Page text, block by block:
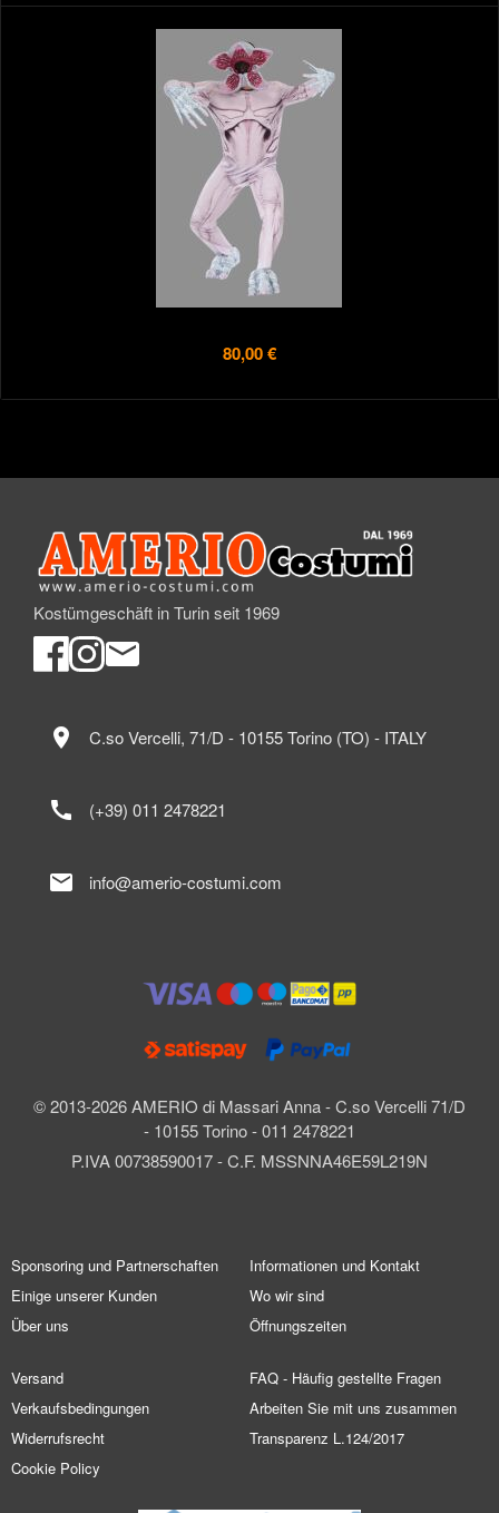
80,00 €
Kostümgeschäft in Turin seit 1969
© 2013-2026 AMERIO di Massari Anna - C.so Vercelli 71/D
- 10155 Torino - 011 2478221
P.IVA 00738590017 - C.F. MSSNNA46E59L219N
location_on C.so Vercelli, 71/D - 10155 Torino (TO) - ITALY
call (+39) 011 2478221
mail info@amerio-costumi.com
Sponsoring und Partnerschaften
Einige unserer Kunden
Über uns
Informationen und Kontakt
Wo wir sind
Öffnungszeiten
Versand
Verkaufsbedingungen
Widerrufsrecht
Cookie Policy
FAQ - Häufig gestellte Fragen
Arbeiten Sie mit uns zusammen
Transparenz L.124/2017